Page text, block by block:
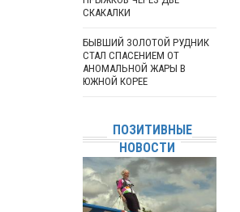
СКАКАЛКИ
БЫВШИЙ ЗОЛОТОЙ РУДНИК
СТАЛ СПАСЕНИЕМ ОТ
АНОМАЛЬНОЙ ЖАРЫ В
ЮЖНОЙ КОРЕЕ
ПОЗИТИВНЫЕ
НОВОСТИ